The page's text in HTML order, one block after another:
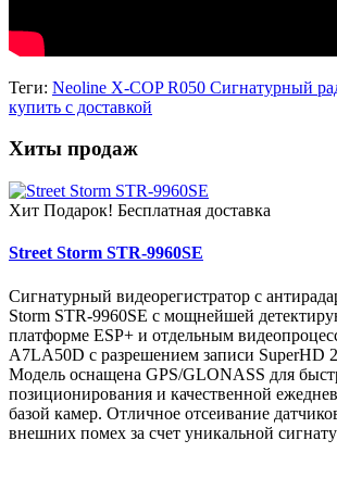
Теги: Neoline X-COP R050 Сигнатурный
купить с доставкой
Хиты продаж
Хит Подарок! Бесплатная доставка
Street Storm STR-9960SE
Сигнатурный видеорегистратор с
Storm STR-9960SE с мощнейшей
платформе ESP+ и отдельным
A7LA50D c разрешением записи SuperHD
Модель оснащена GPS/GLONASS для
позиционирования и качественной
базой камер. Отличное отсеивание
внешних помех за счет уникальной